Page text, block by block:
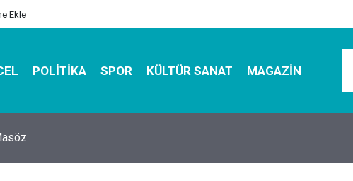
Ekle
POLITIKA SPOR KÜLTÜR SANAT MAGAZIN
ile Estetik, Dayanıklı ve Çevre Dostu Ambalaj